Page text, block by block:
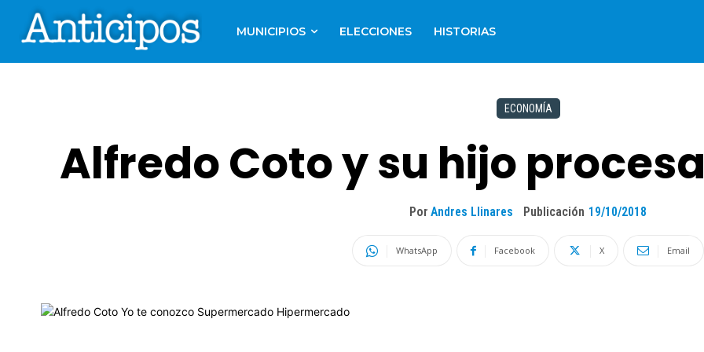
MUNICIPIOS ELECCIONES HISTORIAS
ECONOMÍA
Alfredo Coto y su hijo
Por Andres Llinares Publicación 19/10/2018
WhatsApp Facebook X Email